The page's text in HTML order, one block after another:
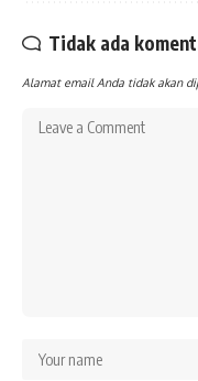
Tidak ada
Alamat email Anda tidak akan